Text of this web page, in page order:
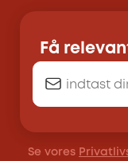
Få
Se vores